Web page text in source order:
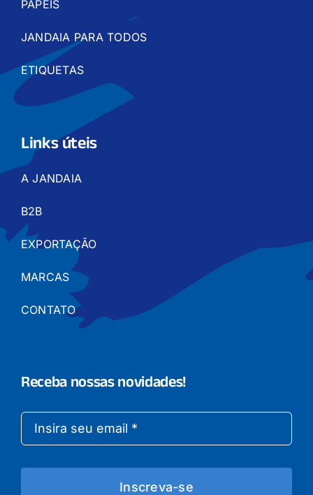
PAPÉIS
JANDAIA PARA TODOS
ETIQUETAS
Links úteis
A JANDAIA
B2B
EXPORTAÇÃO
MARCAS
CONTATO
Receba nossas novidades!
Inscreva-se